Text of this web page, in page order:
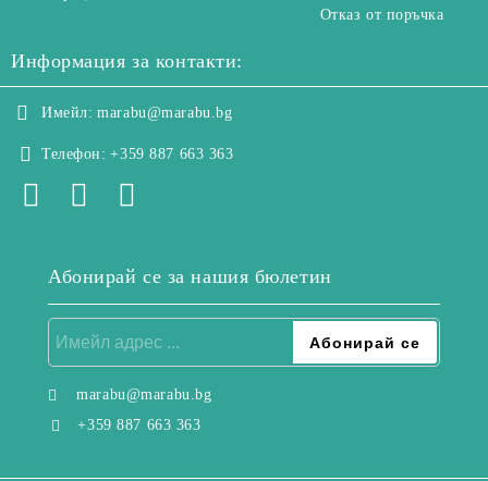
Отказ от поръчка
Информация за контакти:
Имейл: marabu@marabu.bg
Телефон: +359 887 663 363
Абонирай се за нашия бюлетин
marabu@marabu.bg
+359 887 663 363